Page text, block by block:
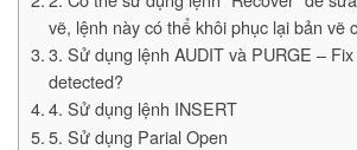
vẽ, lệnh này có thể khôi phục lại bản vẽ
3. Sử dụng lệnh AUDIT và PURGE –
detected?
4. Sử dụng lệnh INSERT
5. Sử dụng Parial Open